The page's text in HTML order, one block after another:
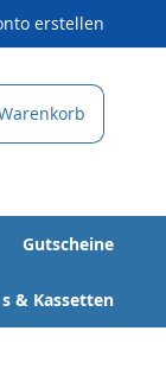
erstellen
Gutscheine
& Kassetten